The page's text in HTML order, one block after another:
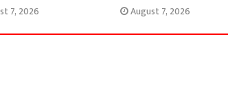
7, 2026 August 7, 2026